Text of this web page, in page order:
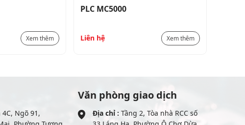
Xem thêm
PLC MC5000
Liên hệ Xem thêm
4C, Ngõ 91,
Văn phòng giao dịch
Địa chỉ : Tầng 2, Tòa nhà RCC số